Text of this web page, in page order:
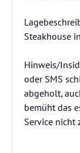
Steakhouse
Hinweis/
oder SMS
abgeholt,
bemüht das
Service nicht